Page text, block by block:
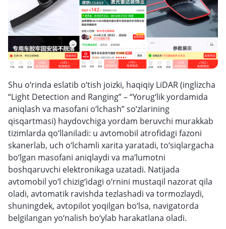
Shu o‘rinda eslatib o‘tish joizki, haqiqiy LiDAR (inglizcha
“Light Detection and Ranging” – “Yorug‘lik yordamida
aniqlash va masofani o‘lchash” so‘zlarining
qisqartmasi) haydovchiga yordam beruvchi murakkab
tizimlarda qo‘llaniladi: u avtomobil atrofidagi fazoni
skanerlab, uch o‘lchamli xarita yaratadi, to‘siqlargacha
bo‘lgan masofani aniqlaydi va ma’lumotni
boshqaruvchi elektronikaga uzatadi. Natijada
avtomobil yo‘l chizig‘idagi o‘rnini mustaqil nazorat qila
oladi, avtomatik ravishda tezlashadi va tormozlaydi,
shuningdek, avtopilot yoqilgan bo‘lsa, navigatorda
belgilangan yo‘nalish bo‘ylab harakatlana oladi.